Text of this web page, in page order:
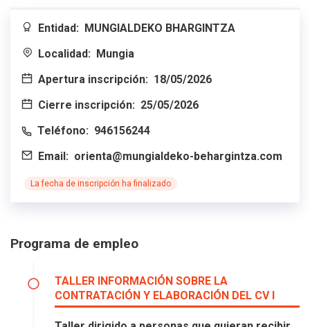
Entidad: MUNGIALDEKO BHARGINTZA
Localidad: Mungia
Apertura inscripción: 18/05/2026
Cierre inscripción: 25/05/2026
Teléfono: 946156244
Email: orienta@mungialdeko-behargintza.com
La fecha de inscripción ha finalizado
Programa de empleo
TALLER INFORMACIÓN SOBRE LA
CONTRATACIÓN Y ELABORACIÓN DEL CV I